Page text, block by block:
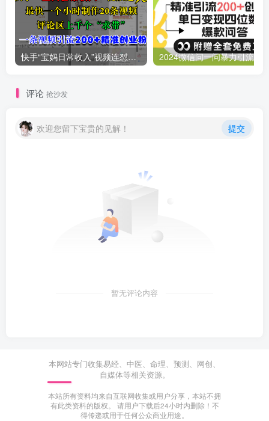
快手“宝妈日常收入”视频连怼，最快一个小时制作20条视频，评论区上千个“求带”，一条视频引流200+精准创业粉
评论 抢沙发
欢迎您留下宝贵的见解！ 提交
暂无评论内容
本网站专门收集易经、中医、命理、预测、网创、
自媒体等相关资源。
本站所有资料均来自互联网收集或用户分享，本站不拥
有此类资料的版权。 请用户下载后24小时内删除！不
得传递或用于任何公众商业用途。